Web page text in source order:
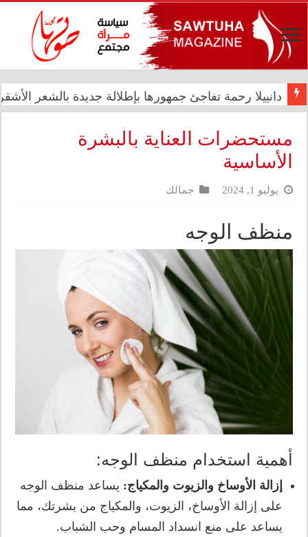
دانييلا رحمة تفاجئ جمهورها بإطلالة جديدة بالشعر الأشقر
رئيس الوزراء علي فالح الزيدي يترأس اجتماعاً مشتركاً في
مستحضرات العناية بالبشرة
الأساسية
يوليو 1, 2024 جمالك
منظف الوجه
أهمية استخدام منظف الوجه:
إزالة الأوساخ والزيوت والمكياج: يساعد منظف الوجه
على إزالة الأوساخ، الزيوت، والمكياج من بشرتك، مما
يساعد على منع انسداد المسام وحب الشباب.